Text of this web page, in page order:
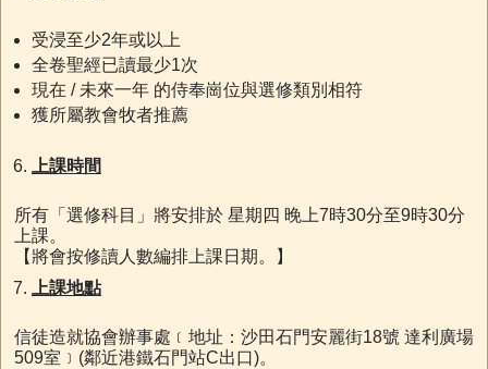
受浸至少2年或以上
全卷聖經已讀最少1次
現在 / 未來一年 的侍奉崗位與選修類別相符
獲所屬教會牧者推薦
上課時間
所有「選修科目」將安排於 星期四 晚上7時30分至9時30分
上課。
【將會按修讀人數編排上課日期。】
上課地點
信徒造就協會辦事處﹝地址：沙田石門安麗街18號 達利廣場
509室﹞(鄰近港鐵石門站C出口)。